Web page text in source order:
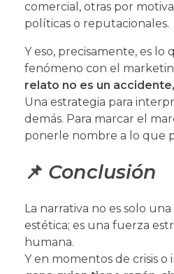
comercial, otras por
políticas o reputacionales.
Y eso, precisamente, es lo
fenómeno con el
relato no es un
Una estrategia para
demás. Para marcar el
ponerle nombre a lo que
📌 Conclusión
La narrativa no es solo
estética; es una fuerza
humana.
Y en momentos de crisis